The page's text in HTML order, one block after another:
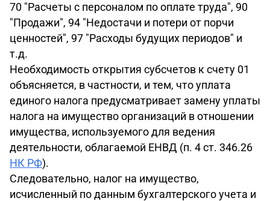
70 "Расчеты с персоналом по оплате труда", 90
"Продажи", 94 "Недостачи и потери от порчи
ценностей", 97 "Расходы будущих периодов" и
т.д.
Необходимость открытия субсчетов к счету 01
объясняется, в частности, и тем, что уплата
единого налога предусматривает замену уплаты
налога на имущество организаций в отношении
имущества, используемого для ведения
деятельности, облагаемой ЕНВД (п. 4 ст. 346.26
НК РФ).
Следовательно, налог на имущество,
исчисленный по данным бухгалтерского учета и